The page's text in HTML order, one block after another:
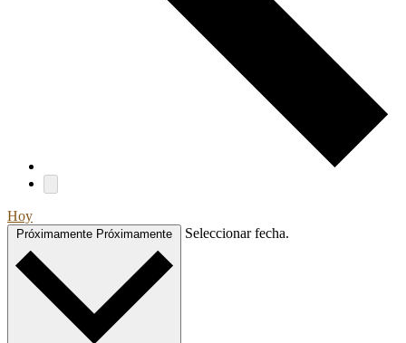
Hoy
Próximamente Próximamente Seleccionar fecha.